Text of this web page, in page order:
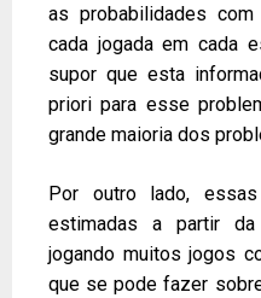
as probabilidades
cada jogada em cada
supor que esta
priori para esse
grande maioria dos
Por outro lado,
estimadas a partir da
jogando muitos jogos
que se pode fazer